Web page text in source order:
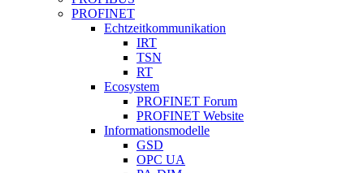
PROFINET
Echtzeitkommunikation
IRT
TSN
RT
Ecosystem
PROFINET Forum
PROFINET Website
Informationsmodelle
GSD
OPC UA